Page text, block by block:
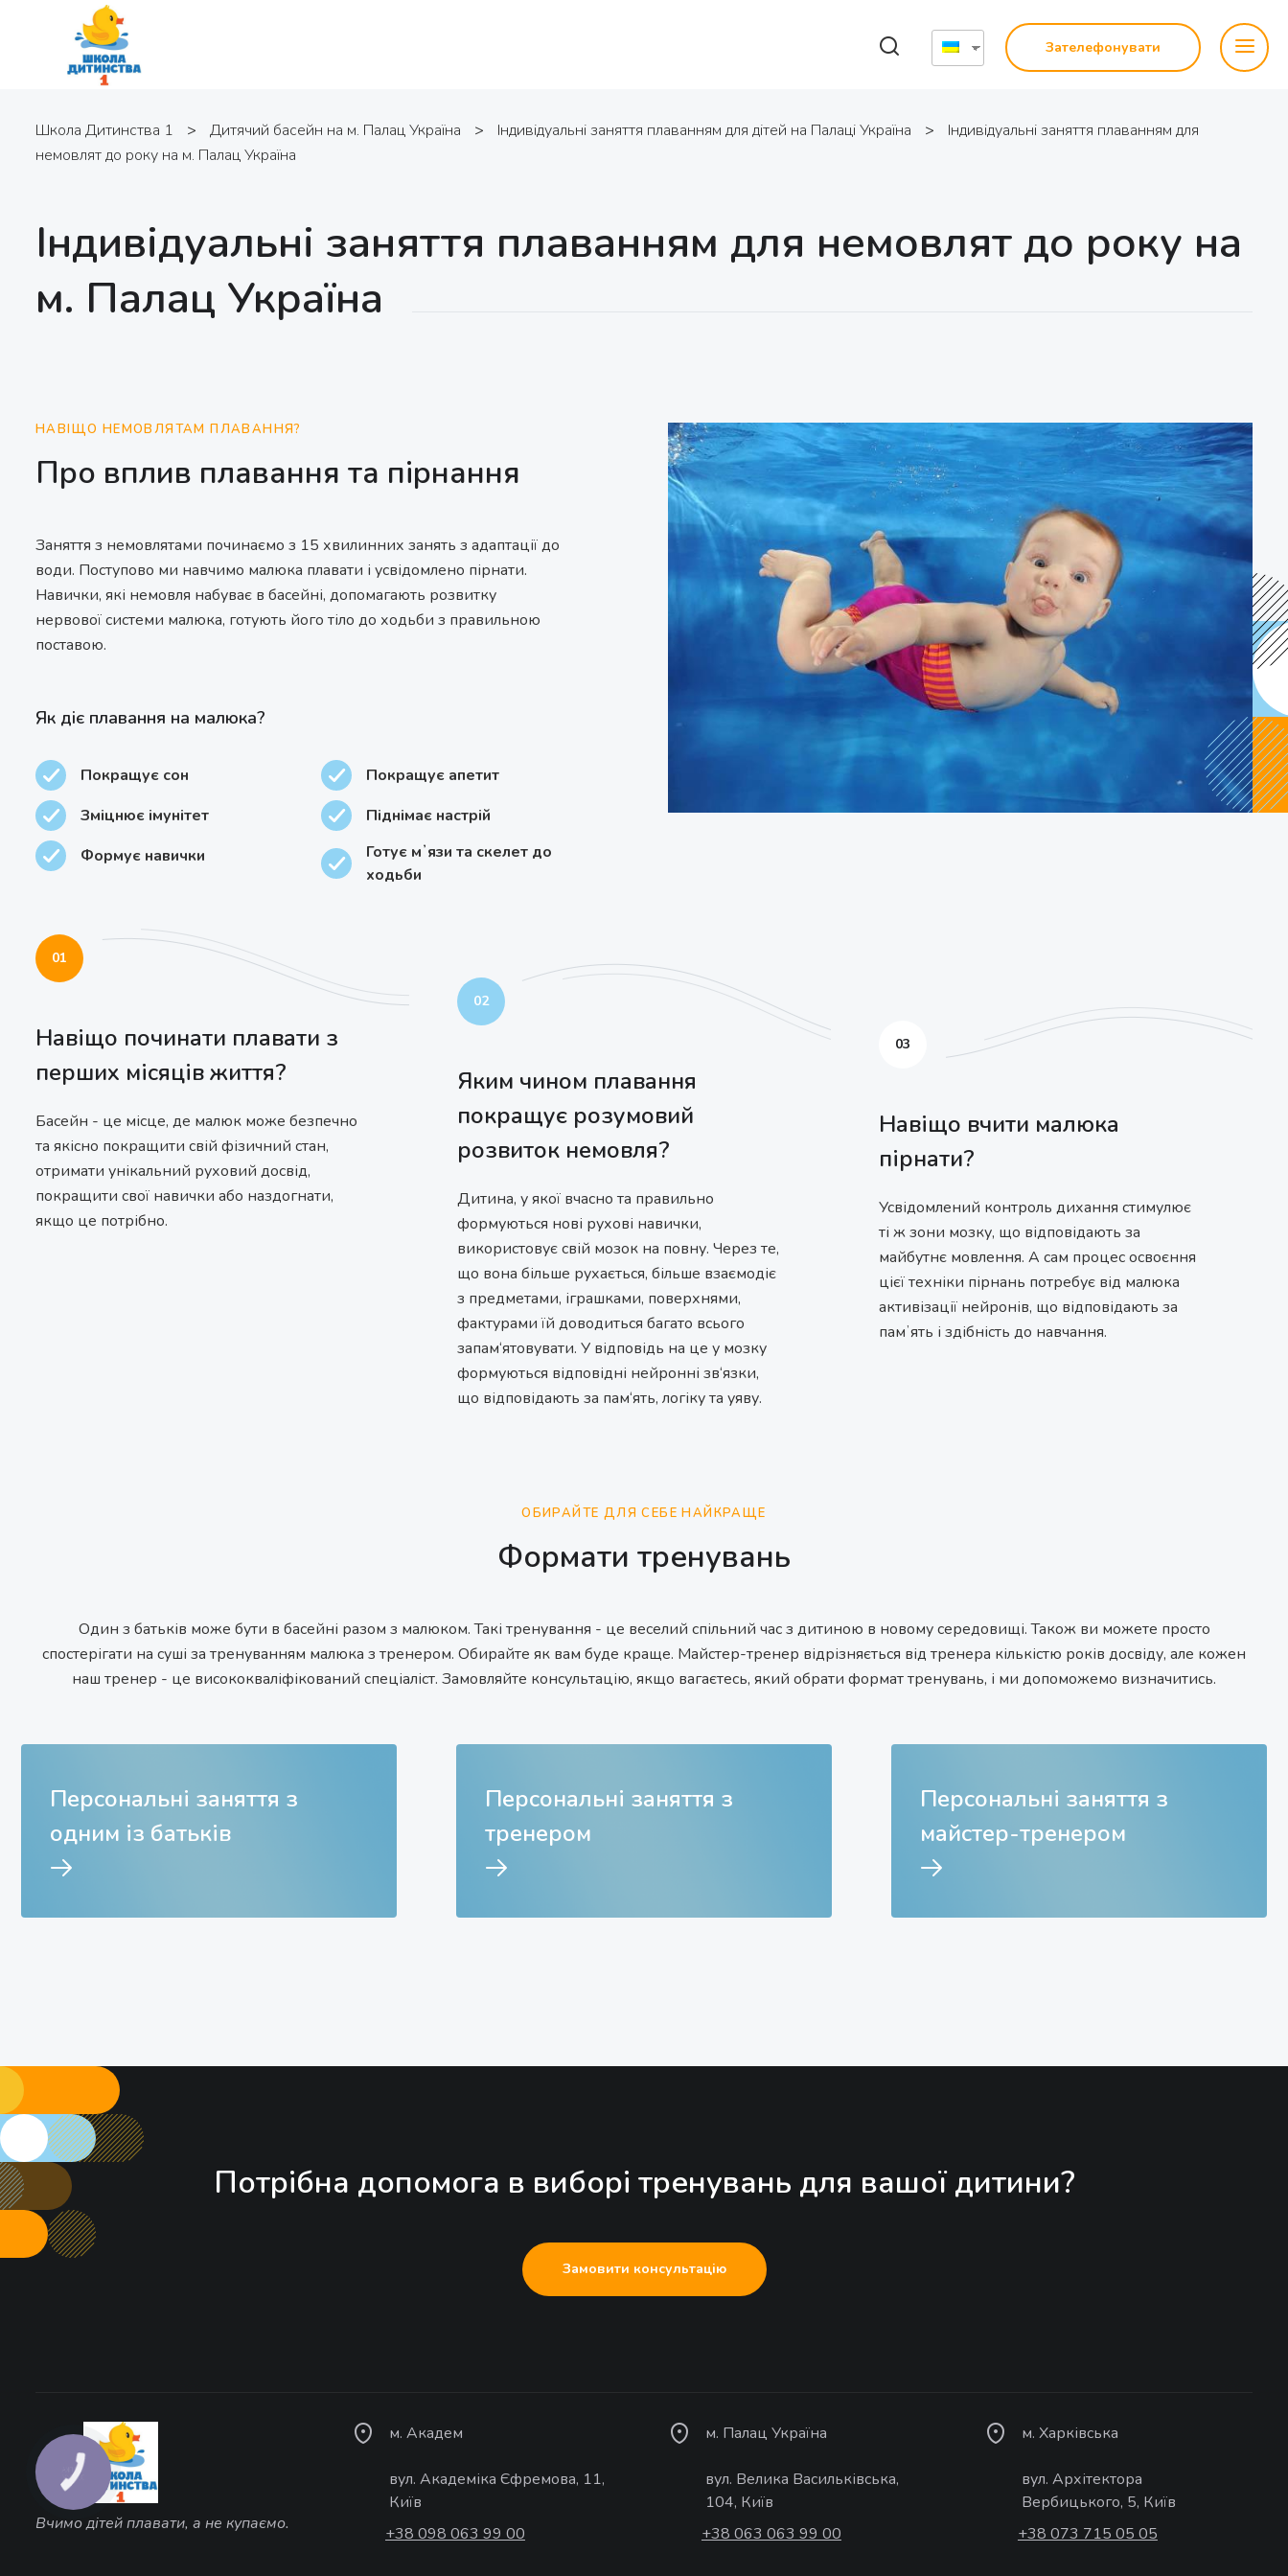
Зателефонувати
Школа Дитинства 1 > Дитячий басейн на м. Палац Україна > Індивідуальні заняття плаванням для дітей на Палаці Україна >
Індивідуальні заняття плаванням для
немовлят до року на м. Палац Україна
Індивідуальні заняття плаванням для немовлят до року на
м. Палац Україна
НАВІЩО НЕМОВЛЯТАМ ПЛАВАННЯ?
Про вплив плавання та пірнання
Заняття з немовлятами починаємо з 15 хвилинних занять з адаптації до
води. Поступово ми навчимо малюка плавати і усвідомлено пірнати.
Навички, які немовля набуває в басейні, допомагають розвитку
нервової системи малюка, готують його тіло до ходьби з правильною
поставою.
Як діє плавання на малюка?
Покращує сон
Зміцнює імунітет
Формує навички
Покращує апетит
Піднімає настрій
Готує мʼязи та скелет до
ходьби
01
Навіщо починати плавати з
перших місяців життя?
Басейн - це місце, де малюк може безпечно
та якісно покращити свій фізичний стан,
отримати унікальний руховий досвід,
покращити свої навички або наздогнати,
якщо це потрібно.
02
Яким чином плавання
покращує розумовий
розвиток немовля?
Дитина, у якої вчасно та правильно
формуються нові рухові навички,
використовує свій мозок на повну. Через те,
що вона більше рухається, більше взаємодіє
з предметами, іграшками, поверхнями,
фактурами їй доводиться багато всього
запам‘ятовувати. У відповідь на це у мозку
формуються відповідні нейронні зв‘язки,
що відповідають за пам‘ять, логіку та уяву.
03
Навіщо вчити малюка
пірнати?
Усвідомлений контроль дихання стимулює
ті ж зони мозку, що відповідають за
майбутнє мовлення. А сам процес освоєння
цієї техніки пірнань потребує від малюка
активізації нейронів, що відповідають за
памʼять і здібність до навчання.
ОБИРАЙТЕ ДЛЯ СЕБЕ НАЙКРАЩЕ
Формати тренувань
Один з батьків може бути в басейні разом з малюком. Такі тренування - це веселий спільний час з дитиною в новому середовищі. Також ви можете просто
спостерігати на суші за тренуванням малюка з тренером. Обирайте як вам буде краще. Майстер-тренер відрізняється від тренера кількістю років досвіду, але кожен
наш тренер - це висококваліфікований спеціаліст. Замовляйте консультацію, якщо вагаєтесь, який обрати формат тренувань, і ми допоможемо визначитись.
Персональні заняття з
одним із батьків
Персональні заняття з
тренером
Персональні заняття з
майстер-тренером
Потрібна допомога в виборі тренувань для вашої дитини?
Замовити консультацію
Вчимо дітей плавати, а не купаємо.
м. Академ
вул. Академіка Єфремова, 11,
Київ
+38 098 063 99 00
м. Палац Україна
вул. Велика Васильківська,
104, Київ
+38 063 063 99 00
м. Харківська
вул. Архітектора
Вербицького, 5, Київ
+38 073 715 05 05